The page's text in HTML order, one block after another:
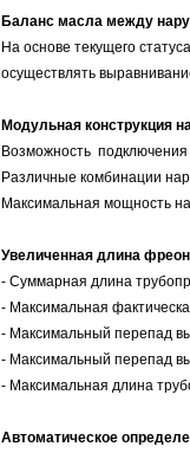
Баланс масла между
На основе текущего
осуществлять
Модульная конструкция
Возможность подключения
Различные комбинации
Максимальная мощность
Увеличенная длина
- Суммарная длина
- Максимальная
- Максимальный перепад
- Максимальный перепад
- Максимальная длина
Автоматическое